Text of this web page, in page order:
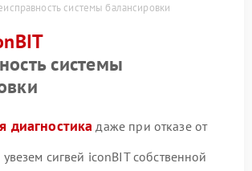
системы балансировки
системы
диагностика даже при отказе от
сигвей iconBIT собственной